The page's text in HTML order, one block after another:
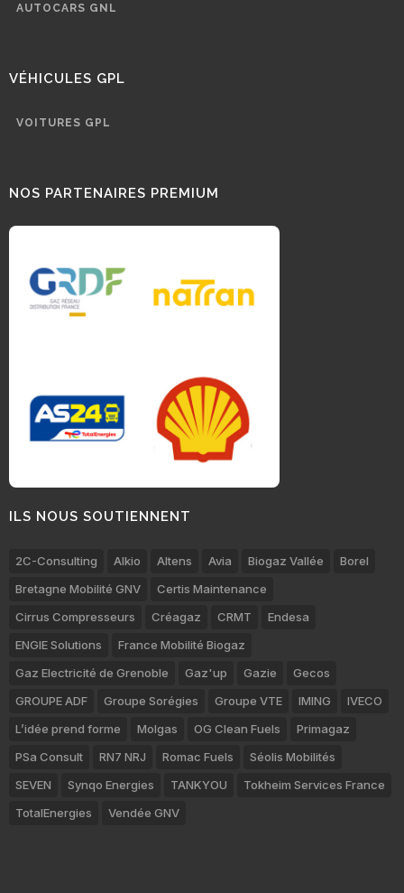
AUTOCARS GNL
VÉHICULES GPL
VOITURES GPL
NOS PARTENAIRES PREMIUM
ILS NOUS SOUTIENNENT
2C-Consulting Alkio Altens Avia Biogaz Vallée
Borel
Bretagne Mobilité GNV
Certis Maintenance
Cirrus Compresseurs
Créagaz CRMT
Endesa
ENGIE Solutions
France Mobilité Biogaz
Gaz Electricité de Grenoble
Gaz'up Gazie
Gecos
GROUPE ADF
Groupe Sorégies Groupe VTE IMING
IVECO
L’idée prend forme
Molgas OG Clean Fuels
Primagaz
PSa Consult
RN7 NRJ Romac Fuels
Séolis Mobilités
SEVEN
Synqo Energies TANKYOU
Tokheim Services France
TotalEnergies
Vendée GNV